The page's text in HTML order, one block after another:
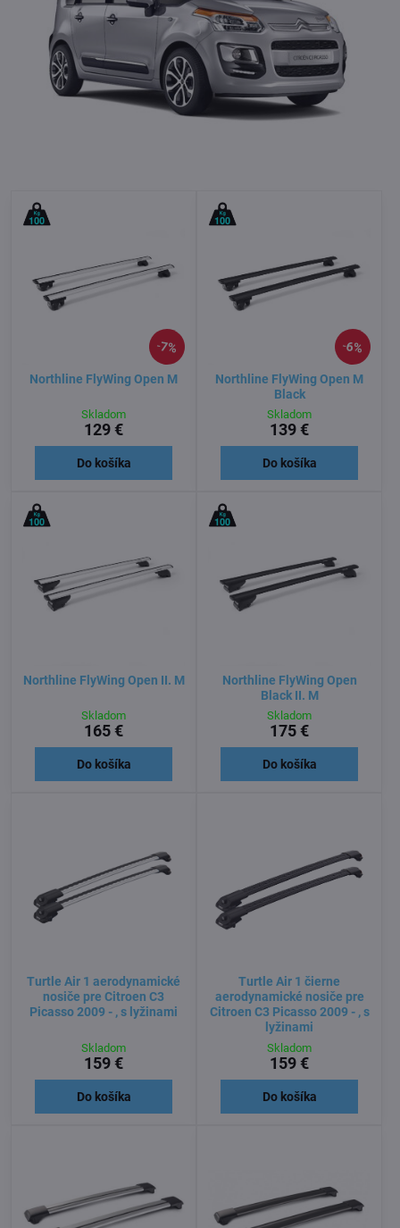
7%
Northline FlyWing Open M
Skladom
129 €
Do košíka
6%
Northline FlyWing Open M
Black
Skladom
139 €
Do košíka
Northline FlyWing Open II. M
Skladom
165 €
Do košíka
Northline FlyWing Open
Black II. M
Skladom
175 €
Do košíka
Turtle Air 1 aerodynamické
nosiče pre Citroen C3
Picasso 2009 - , s lyžinami
Skladom
159 €
Do košíka
Turtle Air 1 čierne
aerodynamické nosiče pre
Citroen C3 Picasso 2009 - , s
lyžinami
Skladom
159 €
Do košíka